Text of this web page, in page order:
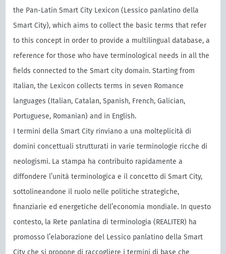
the Pan-Latin Smart City Lexicon (Lessico panlatino della
Smart City), which aims to collect the basic terms that refer
to this concept in order to provide a multilingual database, a
reference for those who have terminological needs in all the
fields connected to the Smart city domain. Starting from
Italian, the Lexicon collects terms in seven Romance
languages (Italian, Catalan, Spanish, French, Galician,
Portuguese, Romanian) and in English.
I termini della Smart City rinviano a una molteplicità di
domini concettuali strutturati in varie terminologie ricche di
neologismi. La stampa ha contribuito rapidamente a
diffondere l’unità terminologica e il concetto di Smart City,
sottolineandone il ruolo nelle politiche strategiche,
finanziarie ed energetiche dell’economia mondiale. In questo
contesto, la Rete panlatina di terminologia (REALITER) ha
promosso l’elaborazione del Lessico panlatino della Smart
City che si propone di raccogliere i termini di base che